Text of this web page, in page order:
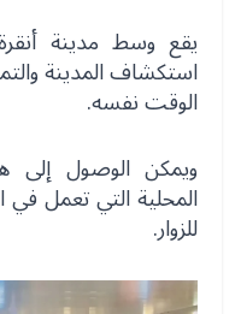
يقع وسط مدينة
استكشاف المدينة
الوقت نفسه.
ويمكن الوصول إلى
المحلية التي تعمل
للزوار.